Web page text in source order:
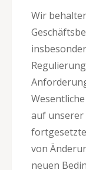
Wir
auf unserer
von
neuen